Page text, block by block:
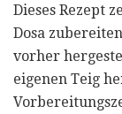
Dieses Rezept
Dosa
vorher
eigenen Teig